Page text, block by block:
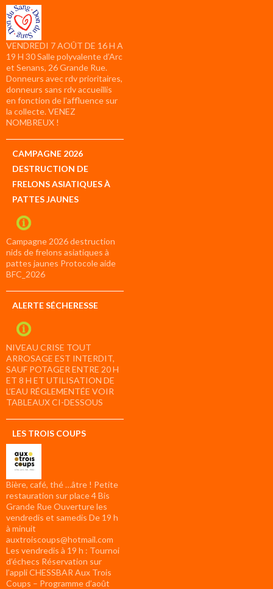
VENDREDI 7 AOÛT DE 16 H A
19 H 30 Salle polyvalente d’Arc
et Senans, 26 Grande Rue.
Donneurs avec rdv prioritaires,
donneurs sans rdv accueillis
en fonction de l’affluence sur
la collecte. VENEZ
NOMBREUX !
CAMPAGNE 2026
DESTRUCTION DE
FRELONS ASIATIQUES À
PATTES JAUNES
Campagne 2026 destruction
nids de frelons asiatiques à
pattes jaunes Protocole aide
BFC_2026
ALERTE SÉCHERESSE
NIVEAU CRISE TOUT
ARROSAGE EST INTERDIT,
SAUF POTAGER ENTRE 20 H
ET 8 H ET UTILISATION DE
L’EAU RÉGLEMENTÉE VOIR
TABLEAUX CI-DESSOUS
LES TROIS COUPS
Bière, café, thé …âtre ! Petite
restauration sur place 4 Bis
Grande Rue Ouverture les
vendredis et samedis De 19 h
à minuit
auxtroiscoups@hotmail.com
Les vendredis à 19 h : Tournoi
d’échecs Réservation sur
l’appli CHESSBAR Aux Trois
Coups – Programme d’août